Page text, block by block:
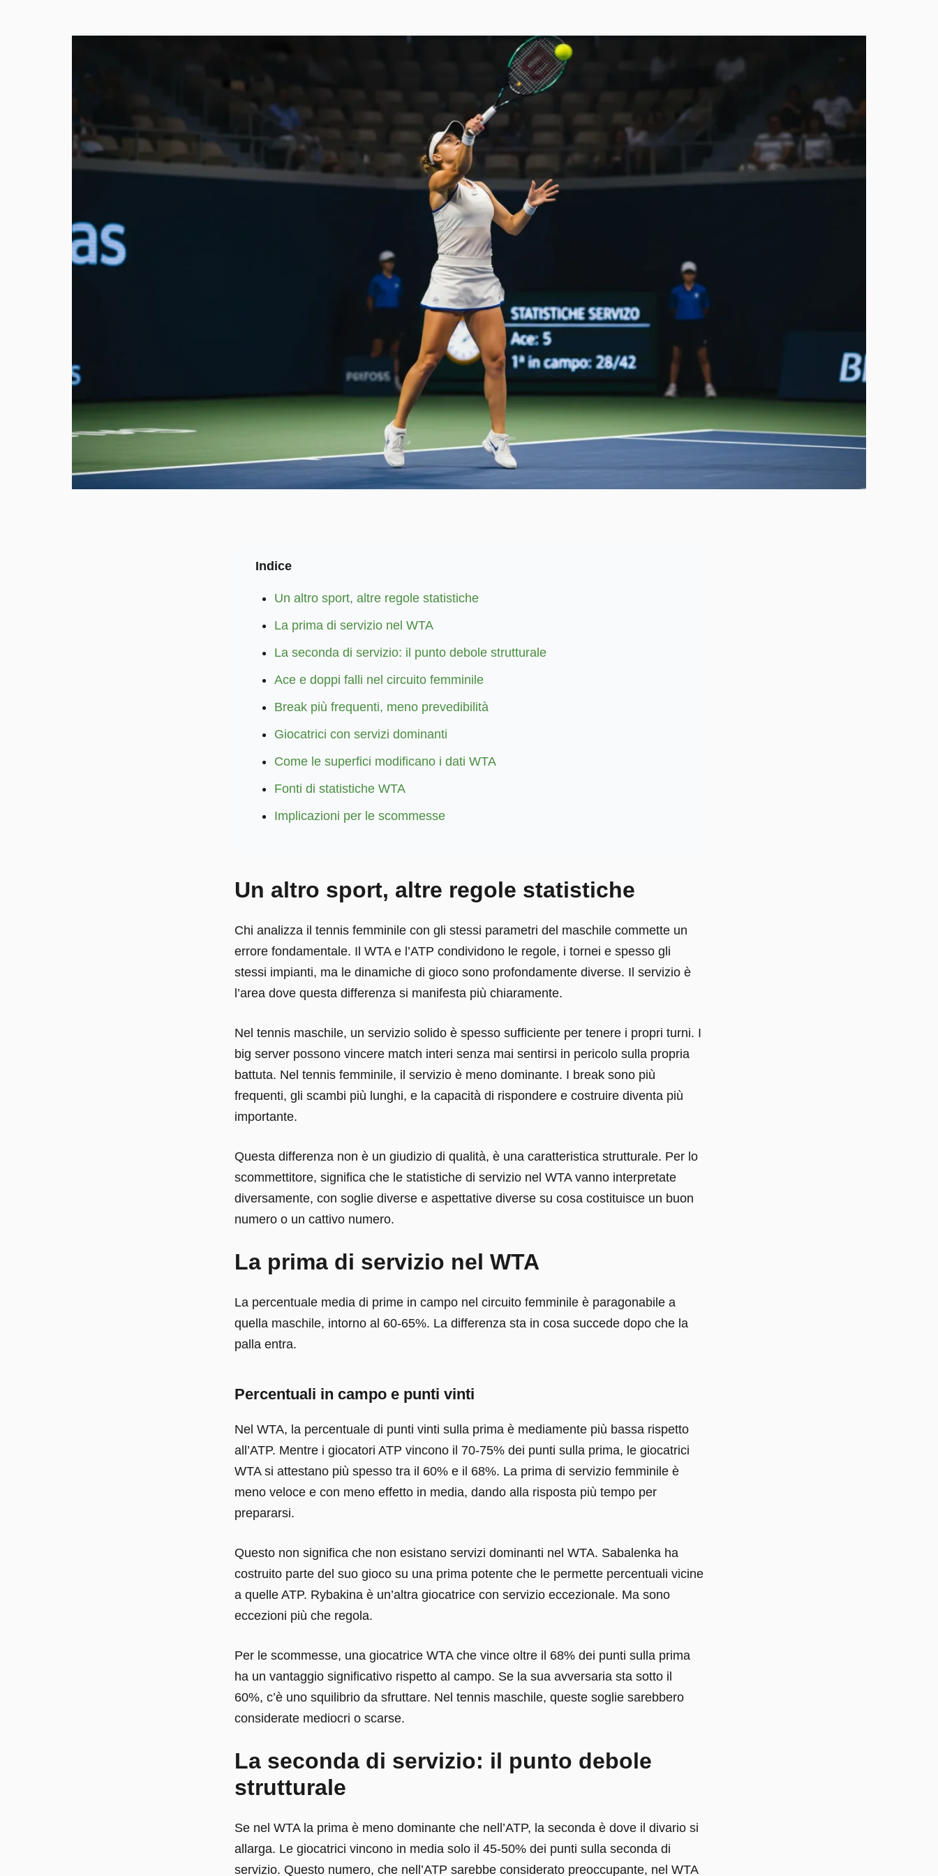
Indice
Un altro sport, altre regole statistiche
La prima di servizio nel WTA
La seconda di servizio: il punto debole strutturale
Ace e doppi falli nel circuito femminile
Break più frequenti, meno prevedibilità
Giocatrici con servizi dominanti
Come le superfici modificano i dati WTA
Fonti di statistiche WTA
Implicazioni per le scommesse
Un altro sport, altre regole statistiche
Chi analizza il tennis femminile con gli stessi parametri del maschile commette un
errore fondamentale. Il WTA e l’ATP condividono le regole, i tornei e spesso gli
stessi impianti, ma le dinamiche di gioco sono profondamente diverse. Il servizio è
l’area dove questa differenza si manifesta più chiaramente.
Nel tennis maschile, un servizio solido è spesso sufficiente per tenere i propri turni. I
big server possono vincere match interi senza mai sentirsi in pericolo sulla propria
battuta. Nel tennis femminile, il servizio è meno dominante. I break sono più
frequenti, gli scambi più lunghi, e la capacità di rispondere e costruire diventa più
importante.
Questa differenza non è un giudizio di qualità, è una caratteristica strutturale. Per lo
scommettitore, significa che le statistiche di servizio nel WTA vanno interpretate
diversamente, con soglie diverse e aspettative diverse su cosa costituisce un buon
numero o un cattivo numero.
La prima di servizio nel WTA
La percentuale media di prime in campo nel circuito femminile è paragonabile a
quella maschile, intorno al 60-65%. La differenza sta in cosa succede dopo che la
palla entra.
Percentuali in campo e punti vinti
Nel WTA, la percentuale di punti vinti sulla prima è mediamente più bassa rispetto
all’ATP. Mentre i giocatori ATP vincono il 70-75% dei punti sulla prima, le giocatrici
WTA si attestano più spesso tra il 60% e il 68%. La prima di servizio femminile è
meno veloce e con meno effetto in media, dando alla risposta più tempo per
prepararsi.
Questo non significa che non esistano servizi dominanti nel WTA. Sabalenka ha
costruito parte del suo gioco su una prima potente che le permette percentuali vicine
a quelle ATP. Rybakina è un’altra giocatrice con servizio eccezionale. Ma sono
eccezioni più che regola.
Per le scommesse, una giocatrice WTA che vince oltre il 68% dei punti sulla prima
ha un vantaggio significativo rispetto al campo. Se la sua avversaria sta sotto il
60%, c’è uno squilibrio da sfruttare. Nel tennis maschile, queste soglie sarebbero
considerate mediocri o scarse.
La seconda di servizio: il punto debole
strutturale
Se nel WTA la prima è meno dominante che nell’ATP, la seconda è dove il divario si
allarga. Le giocatrici vincono in media solo il 45-50% dei punti sulla seconda di
servizio. Questo numero, che nell’ATP sarebbe considerato preoccupante, nel WTA